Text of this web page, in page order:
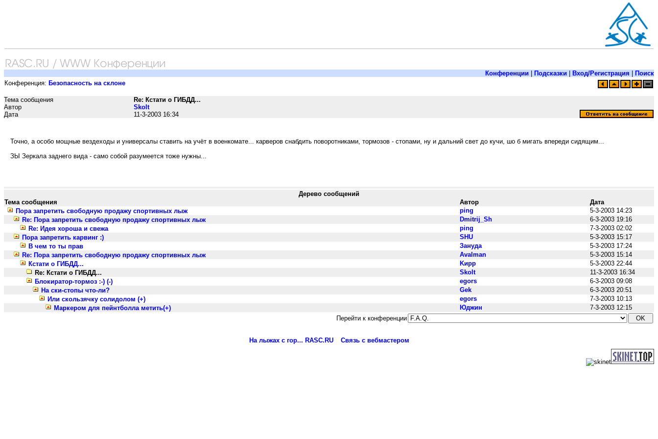
Конференции Подсказки Вход/Регистрация
Поиск
Конференция: Безопасность на склоне
Тема сообщения
Re: Кстати о ГИБДД...
Автор
Skolt
Дата
11-3-2003 16:34
Точно, а особо мощные вездеходы и универсалы ставить на учёт в военкомате... карверов снабдить поворотниками, тормозов - стопами, ну и дальний свет до кучи, шо б мигать впереди сидящим...
ЗЫ Зеркала заднего вида - само собой разумеется тоже нужны...
Дерево сообщений
Тема сообщения
Автор
Дата
Пора запретить свободную продажу спортивных лыж
ping
5-3-2003 14:23
Re: Пора запретить свободную продажу спортивных лыж
Dmitrij_Sh
6-3-2003 19:16
Re: Идея хороша и свежа
ping
7-3-2003 02:02
Пора запретить карвинг :)
SHU
5-3-2003 15:17
В чем то ты прав
Зануда
5-3-2003 17:24
Re: Пора запретить свободную продажу спортивных лыж
Avalman
5-3-2003 15:14
Кстати о ГИБДД...
Kирр
5-3-2003 22:44
Re: Кстати о ГИБДД...
Skolt
11-3-2003 16:34
Блокиратор-тормоз :-) (-)
egors
6-3-2003 09:08
На ски-стопы что-ли?
Gek
6-3-2003 20:51
Или скользячку солидолом (+)
egors
7-3-2003 10:13
Маркером для пейнтболла метить(+)
Юджин
7-3-2003 12:15
Перейти к конференции
На лыжах с гор... RASC.RU Связь с вебмастером